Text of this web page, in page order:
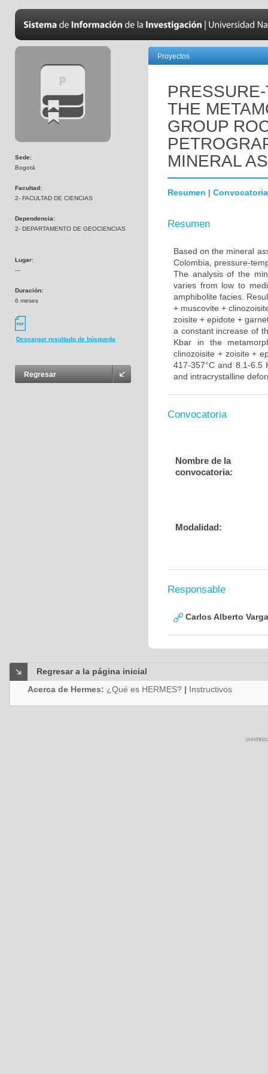
Sede:
Bogotá
Facultad:
2- FACULTAD DE CIENCIAS
Dependencia:
2- DEPARTAMENTO DE GEOCIENCIAS
Lugar:
---
Duración:
6 meses
Descargar resultado de búsqueda
Regresar
Proyectos
THE
GROUP
MINERAL
Resumen | Convocatoria
Resumen
Based on the mineral
Colombia, pressure-
The analysis of the
varies from low to
amphibolite facies.
+ muscovite +
zoisite + epidote +
a constant increase of
Kbar in the
clinozoisite + zoisite +
417-357°C and 8.1-6.5
and intracrystalline
Convocatoria
Nombre de la
convocatoria:
Modalidad:
Responsable
Carlos Alberto
Regresar a la página inicial
Acerca de Hermes: ¿Qué es HERMES? | Instructivos